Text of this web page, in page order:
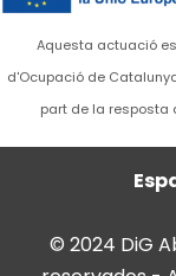
Aquesta actuació
d'Ocupació de
part de la resposta
© 2024 DiG